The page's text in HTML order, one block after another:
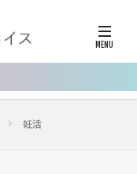
妊活